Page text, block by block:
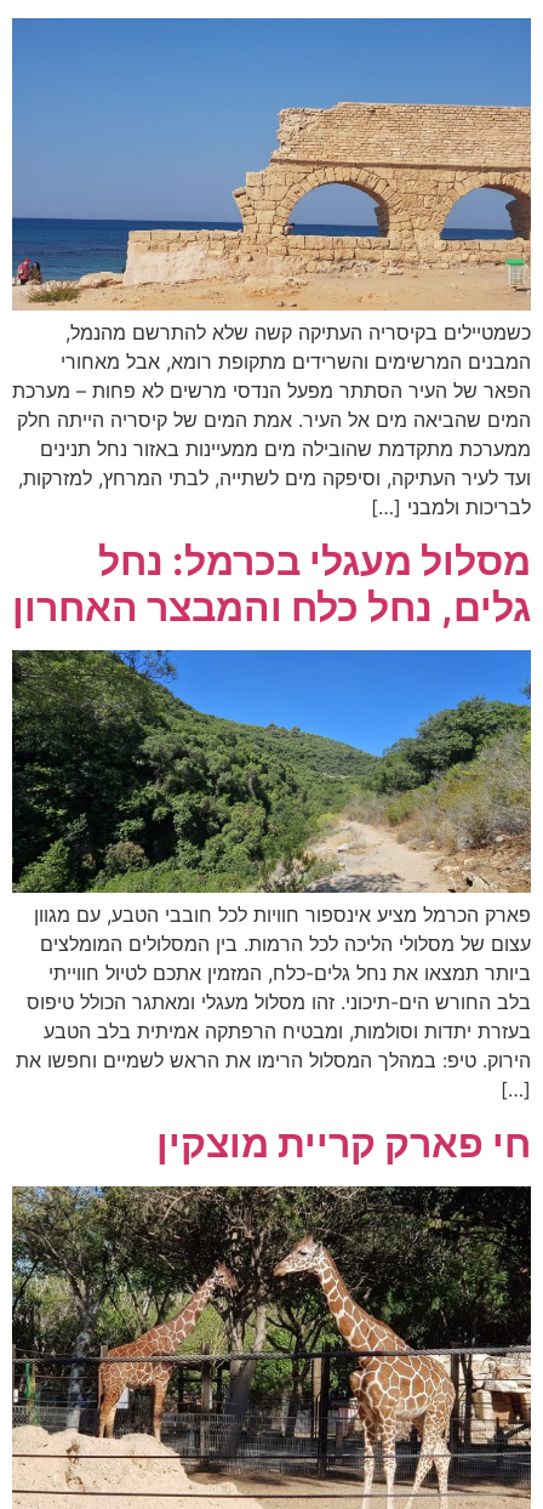
כשמטיילים בקיסריה העתיקה קשה שלא להתרשם מהנמל,
המבנים המרשימים והשרידים מתקופת רומא, אבל מאחורי
הפאר של העיר הסתתר מפעל הנדסי מרשים לא פחות – מערכת
המים שהביאה מים אל העיר. אמת המים של קיסריה הייתה חלק
ממערכת מתקדמת שהובילה מים ממעיינות באזור נחל תנינים
ועד לעיר העתיקה, וסיפקה מים לשתייה, לבתי המרחץ, למזרקות,
לבריכות ולמבני […]
מסלול מעגלי בכרמל: נחל
גלים, נחל כלח והמבצר האחרון
פארק הכרמל מציע אינספור חוויות לכל חובבי הטבע, עם מגוון
עצום של מסלולי הליכה לכל הרמות. בין המסלולים המומלצים
ביותר תמצאו את נחל גלים-כלח, המזמין אתכם לטיול חווייתי
בלב החורש הים-תיכוני. זהו מסלול מעגלי ומאתגר הכולל טיפוס
בעזרת יתדות וסולמות, ומבטיח הרפתקה אמיתית בלב הטבע
הירוק. טיפ: במהלך המסלול הרימו את הראש לשמיים וחפשו את
[…]
חי פארק קריית מוצקין